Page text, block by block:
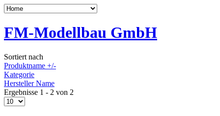
FM-Modellbau GmbH
Sortiert nach
Produktname +/-
Kategorie
Hersteller Name
Ergebnisse 1 - 2 von 2